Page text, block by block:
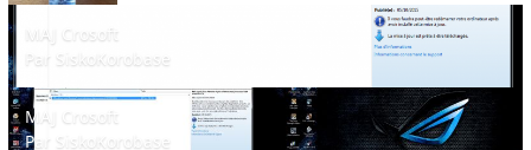
MAJ Crosoft
MAJ Crosoft
Par
SiskoKorobase
MAJ Crosoft
MAJ Crosoft
Par
SiskoKorobase